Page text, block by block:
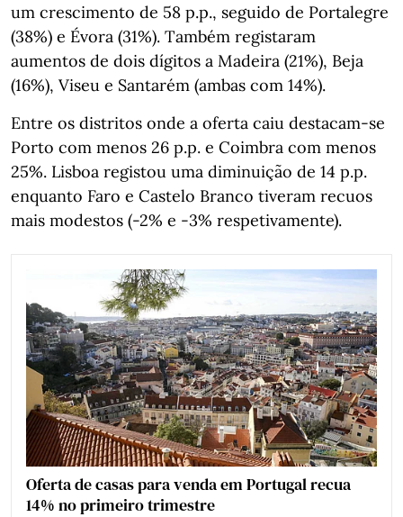
um crescimento de 58 p.p., seguido de Portalegre
(38%) e Évora (31%). Também registaram
aumentos de dois dígitos a Madeira (21%), Beja
(16%), Viseu e Santarém (ambas com 14%).
Entre os distritos onde a oferta caiu destacam‑se
Porto com menos 26 p.p. e Coimbra com menos
25%. Lisboa registou uma diminuição de 14 p.p.
enquanto Faro e Castelo Branco tiveram recuos
mais modestos (-2% e -3% respetivamente).
Oferta de casas para venda em Portugal recua
14% no primeiro trimestre